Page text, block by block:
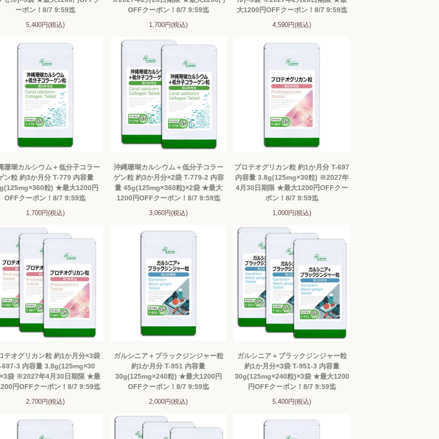
ーポン！8/7 9:59迄
5,400円(税込)
OFFクーポン！8/7 9:59迄
1,700円(税込)
大1200円OFFクーポン！8/7 9:59迄
4,590円(税込)
珊瑚カルシウム＋低分子コラー
ン粒 約3か月分 T-779 内容量
粒) ★最大1200円
OFFクーポン！8/7 9:59迄
1,700円(税込)
沖縄珊瑚カルシウム＋低分子コラー
ゲン粒 約3か月分×2袋 T-779-2 内容
量 45g(125mg×360粒)×2袋 ★最大
1200円OFFクーポン！8/7 9:59迄
3,060円(税込)
プロテオグリカン粒 約1か月分 T-697
内容量 3.8g(125mg×30粒) ※2027年
4月30日期限 ★最大1200円OFFクー
ポン！8/7 9:59迄
1,000円(税込)
テオグリカン粒 約1か月分×3袋
697-3 内容量 3.8g(125mg×30
袋 ※2027年4月30日期限 ★最
円OFFクーポン！8/7 9:59迄
2,700円(税込)
ガルシニア＋ブラックジンジャー粒
約1か月分 T-951 内容量
30g(125mg×240粒) ★最大1200円
OFFクーポン！8/7 9:59迄
2,000円(税込)
ガルシニア＋ブラックジンジャー粒
約1か月分×3袋 T-951-3 内容量
30g(125mg×240粒)×3袋 ★最大1200
円OFFクーポン！8/7 9:59迄
5,400円(税込)